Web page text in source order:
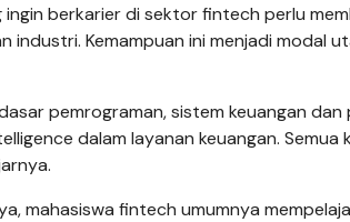
berkarier di sektor fintech perlu
industri. Kemampuan ini menjadi modal
pemrograman, sistem keuangan
dalam layanan keuangan.
mahasiswa fintech umumnya